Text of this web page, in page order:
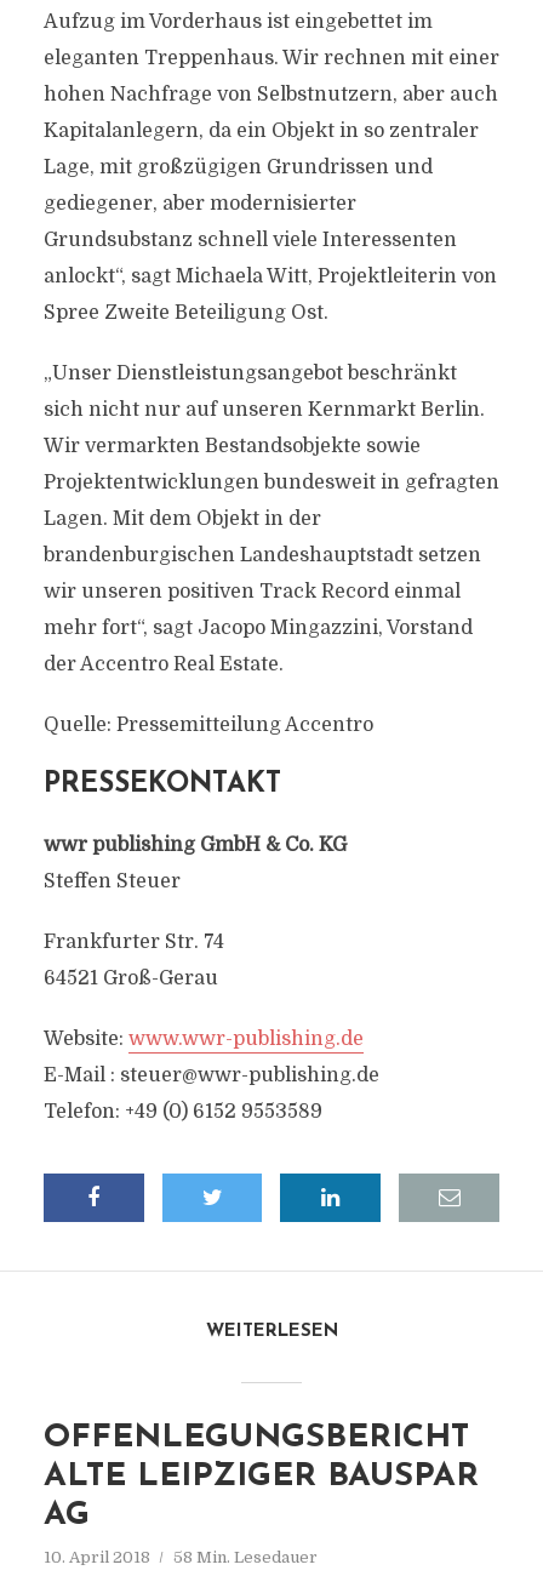
Aufzug im Vorderhaus ist eingebettet im
eleganten Treppenhaus. Wir rechnen mit einer
hohen Nachfrage von Selbstnutzern, aber auch
Kapitalanlegern, da ein Objekt in so zentraler
Lage, mit großzügigen Grundrissen und
gediegener, aber modernisierter
Grundsubstanz schnell viele Interessenten
anlockt“, sagt Michaela Witt, Projektleiterin von
Spree Zweite Beteiligung Ost.
„Unser Dienstleistungsangebot beschränkt
sich nicht nur auf unseren Kernmarkt Berlin.
Wir vermarkten Bestandsobjekte sowie
Projektentwicklungen bundesweit in gefragten
Lagen. Mit dem Objekt in der
brandenburgischen Landeshauptstadt setzen
wir unseren positiven Track Record einmal
mehr fort“, sagt Jacopo Mingazzini, Vorstand
der Accentro Real Estate.
Quelle: Pressemitteilung Accentro
PRESSEKONTAKT
wwr publishing GmbH & Co. KG
Steffen Steuer
Frankfurter Str. 74
64521 Groß-Gerau
Website: www.wwr-publishing.de
E-Mail : steuer@wwr-publishing.de
Telefon: +49 (0) 6152 9553589
WEITERLESEN
OFFENLEGUNGSBERICHT
ALTE LEIPZIGER BAUSPAR
AG
10. April 2018 58 Min. Lesedauer